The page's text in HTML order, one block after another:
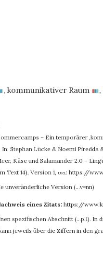
, kommunikativer Raum ,
– Ein temporärer
In: Stephan Lücke & Noemi
Käse und Salamander 2.0 –
Text 14), Version 1, url: https://
unveränderliche Version (…v=nn)
eines Zitats: https://
spezifischen Abschnitt (…p:1). In
jeweils über die Ziffern in den